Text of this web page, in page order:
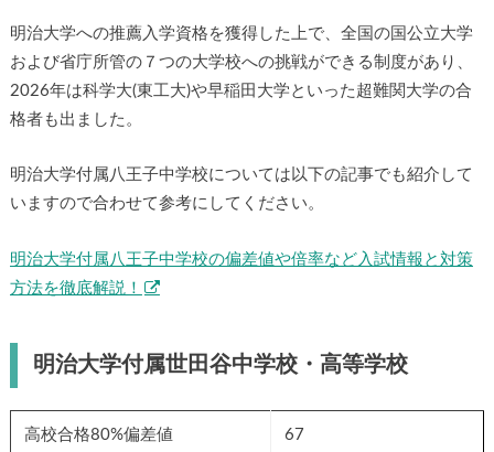
明治大学への推薦入学資格を獲得した上で、全国の国公立大学
および省庁所管の７つの大学校への挑戦ができる制度があり、
2026年は科学大(東工大)や早稲田大学といった超難関大学の合
格者も出ました。
明治大学付属八王子中学校については以下の記事でも紹介して
いますので合わせて参考にしてください。
明治大学付属八王子中学校の偏差値や倍率など入試情報と対策
方法を徹底解説！
明治大学付属世田谷中学校・高等学校
高校合格80%偏差値 67